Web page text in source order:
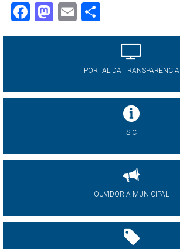
Facebook
Mastodon
Email
PORTAL DA TRANSPARÊNCIA
SIC
OUVIDORIA MUNICIPAL